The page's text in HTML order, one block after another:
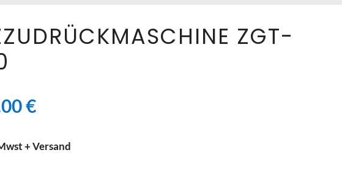
ZGT-
€
+ Versand